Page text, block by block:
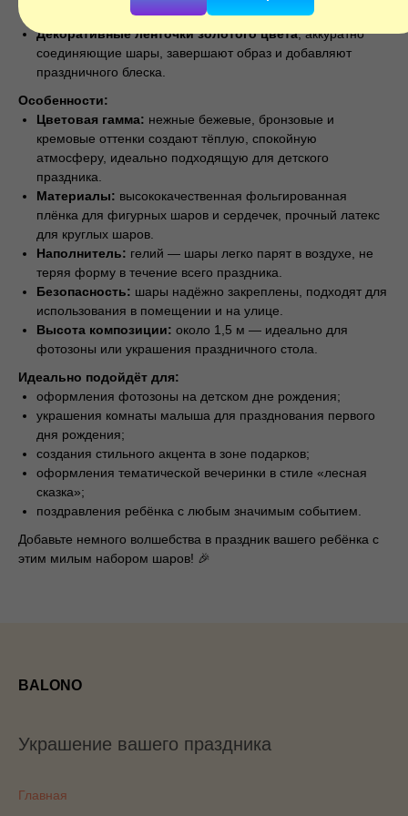
элементами, придавая воздушность.
Декоративные ленточки золотого цвета, аккуратно
соединяющие шары, завершают образ и добавляют
праздничного блеска.
Особенности:
Цветовая гамма: нежные бежевые, бронзовые и
кремовые оттенки создают тёплую, спокойную
атмосферу, идеально подходящую для детского
праздника.
Материалы: высококачественная фольгированная
плёнка для фигурных шаров и сердечек, прочный латекс
для круглых шаров.
Наполнитель: гелий — шары легко парят в воздухе, не
теряя форму в течение всего праздника.
Безопасность: шары надёжно закреплены, подходят для
использования в помещении и на улице.
Высота композиции: около 1,5 м — идеально для
фотозоны или украшения праздничного стола.
Идеально подойдёт для:
оформления фотозоны на детском дне рождения;
украшения комнаты малыша для празднования первого
дня рождения;
создания стильного акцента в зоне подарков;
оформления тематической вечеринки в стиле «лесная
сказка»;
поздравления ребёнка с любым значимым событием.
Добавьте немного волшебства в праздник вашего ребёнка с
этим милым набором шаров! 🎉
BALONO
Украшение вашего праздника
Главная